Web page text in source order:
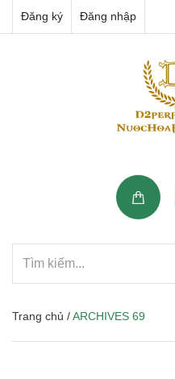
Đăng ký Đăng nhập
Trang chủ /ARCHIVES 69